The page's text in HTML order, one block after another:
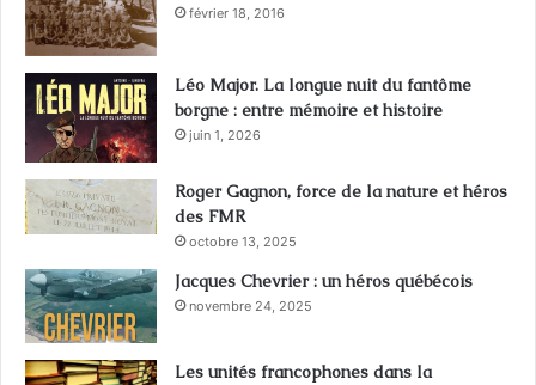
février 18, 2016
Léo Major. La longue nuit du fantôme
borgne : entre mémoire et histoire
juin 1, 2026
Roger Gagnon, force de la nature et héros
des FMR
octobre 13, 2025
Jacques Chevrier : un héros québécois
novembre 24, 2025
Les unités francophones dans la